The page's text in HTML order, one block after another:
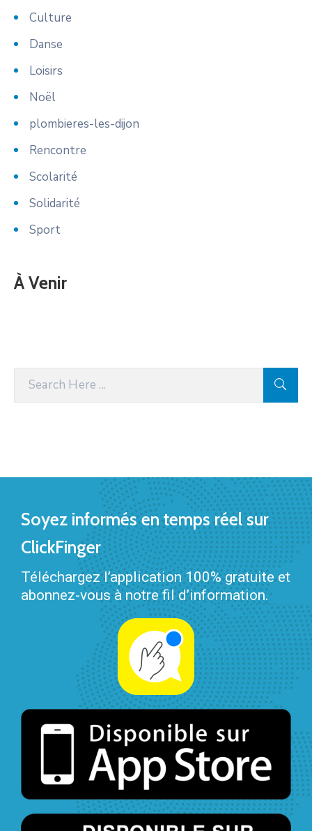
Culture
Danse
Loisirs
Noël
plombieres-les-dijon
Rencontre
Scolarité
Solidarité
Sport
À Venir
Soyez informés en temps réel sur
ClickFinger
Téléchargez l’application 100% gratuite et
abonnez-vous à notre fil d’information.